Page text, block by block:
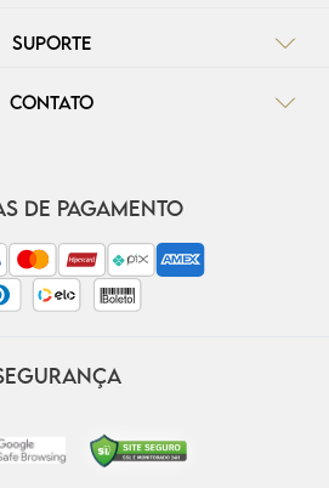
SUPORTE
CONTATO
DE PAGAMENTO